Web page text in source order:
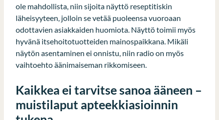
ole mahdollista, niin sijoita näyttö reseptitiskin
läheisyyteen, jolloin se vetää puoleensa vuoroaan
odottavien asiakkaiden huomiota. Näyttö toimii myös
hyvänä itsehoitotuotteiden mainospaikkana. Mikäli
näytön asentaminen ei onnistu, niin radio on myös
vaihtoehto äänimaiseman rikkomiseen.
Kaikkea ei tarvitse sanoa ääneen –
muistilaput apteekkiasioinnin